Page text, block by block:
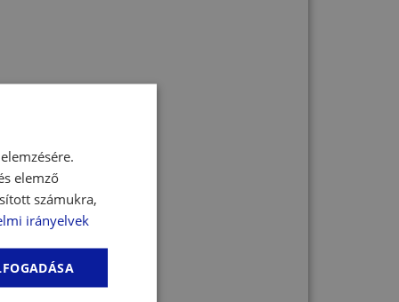
elemző
számukra,
irányelvek